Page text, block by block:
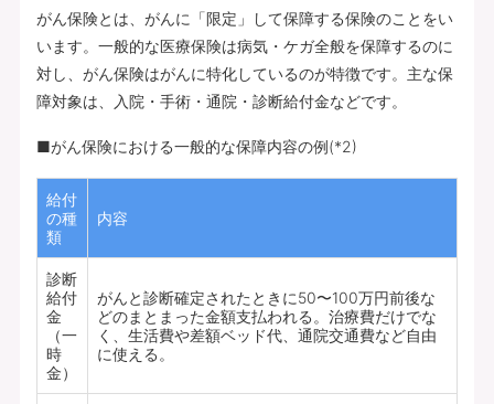
がん保険とは、がんに「限定」して保障する保険のことをい
います。一般的な医療保険は病気・ケガ全般を保障するのに
対し、がん保険はがんに特化しているのが特徴です。主な保
障対象は、入院・手術・通院・診断給付金などです。
■がん保険における一般的な保障内容の例(*2)
給付
の種
類
内容
診断
給付
金
（一
時
金）
がんと診断確定されたときに50〜100万円前後な
どのまとまった金額支払われる。治療費だけでな
く、生活費や差額ベッド代、通院交通費など自由
に使える。